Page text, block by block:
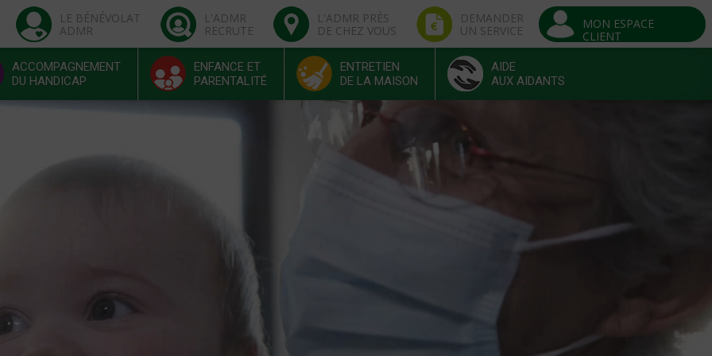
LE BÉNÉVOLAT
ADMR
L'ADMR
RECRUTE
L'ADMR PRÈS
DE CHEZ VOUS
DEMANDER
UN SERVICE
MON ESPACE
CLIENT
ACCOMPAGNEMENT
DU HANDICAP
ENFANCE ET
PARENTALITÉ
ENTRETIEN
DE LA MAISON
AIDE
AUX AIDANTS